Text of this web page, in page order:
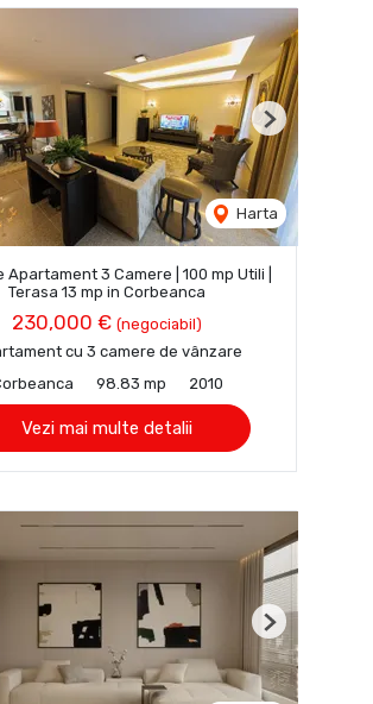
Harta
Next
Apartament 3 Camere | 100 mp Utili |
Terasa 13 mp in Corbeanca
230,000 € (negociabil)
cu 3 camere de vânzare
98.83 mp 2010
Vezi mai multe detalii
Next